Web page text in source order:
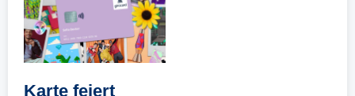
Karte feiert